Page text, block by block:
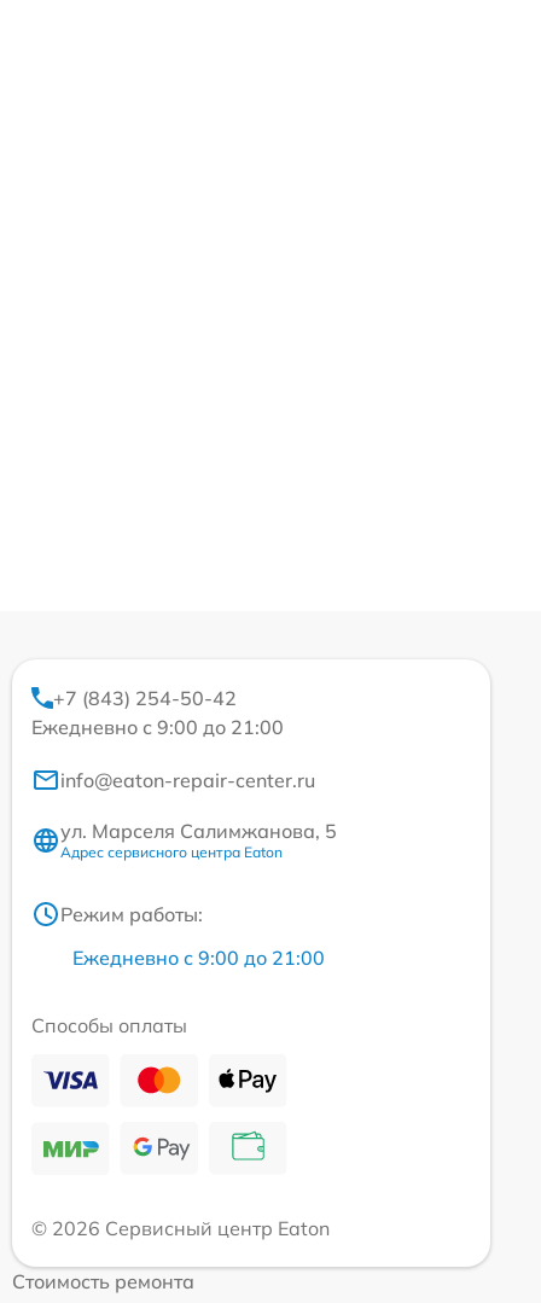
+7 (843) 254-50-42
Ежедневно с 9:00 до 21:00
info@eaton-repair-center.ru
ул. Марселя Салимжанова, 5
Адрес сервисного центра Eaton
Режим работы:
Ежедневно с 9:00 до 21:00
Способы оплаты
© 2026 Сервисный центр Eaton
Стоимость ремонта